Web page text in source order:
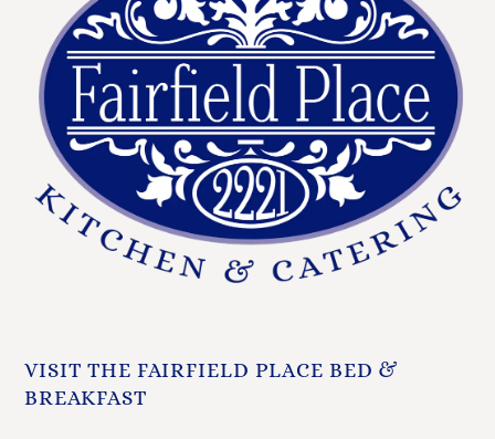
Top
VISIT THE FAIRFIELD PLACE BED &
BREAKFAST